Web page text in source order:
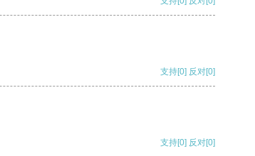
支持[0] 反对[0]
支持[0] 反对[0]